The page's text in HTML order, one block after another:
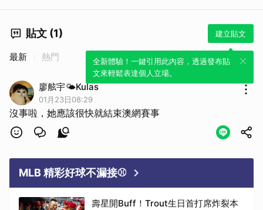
貼文 (1) 建立貼文
全新體驗！一鍵引用此內容，透過發布貼
文來輕鬆表達個人立場。
最新 熱門
廖舷宇🌤️Kulas
01月23日08:29
沒事啦，她應該很快就結束澳網賽事
MLB 精彩好球不漏接⚾
壽星開Buff！Trout生日首打席炸裂本